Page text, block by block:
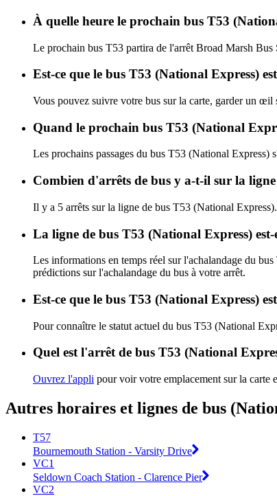
À quelle heure le prochain bus T53
Le prochain bus T53 partira de l'arrêt Broad Marsh
Est-ce que le bus T53 (National Express)
Vous pouvez suivre votre bus sur la carte, garder un
Quand le prochain bus T53 (National
Les prochains passages du bus T53 (National Express)
Combien d'arrêts de bus y a-t-il sur la
Il y a 5 arrêts sur la ligne de bus T53 (National Express).
La ligne de bus T53 (National Express)
Les informations en temps réel sur l'achalandage du
prédictions sur l'achalandage du bus à votre arrêt.
Est-ce que le bus T53 (National Express)
Pour connaître le statut actuel du bus T53 (National
Quel est l'arrêt de bus T53 (National
Ouvrez l'appli pour voir votre emplacement sur la carte
Autres horaires et lignes de bus
T57
Bournemouth Station - Varsity Drive
VC1
Seldown Coach Station - Clarence Pier
VC2